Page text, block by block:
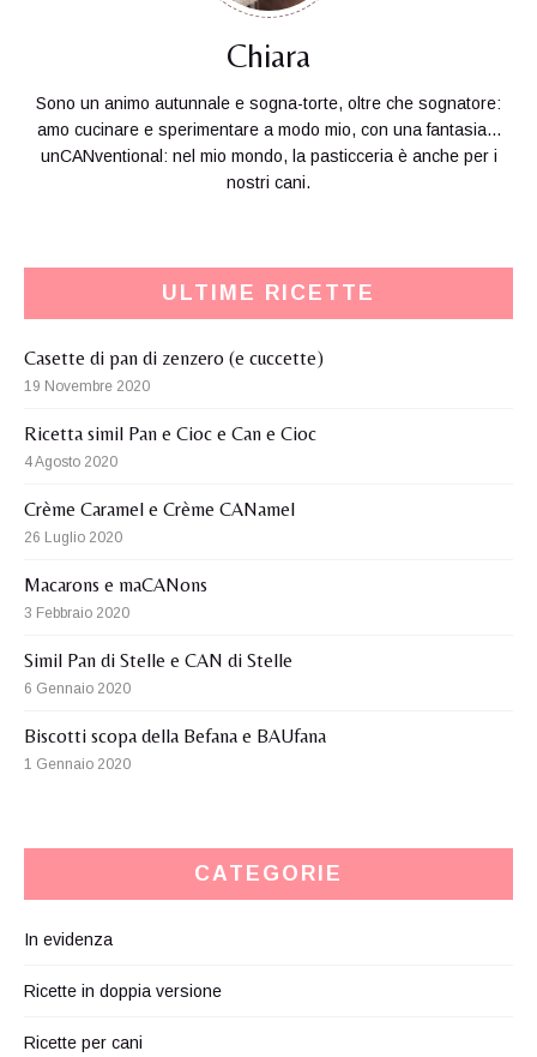
Chiara
Sono un animo autunnale e sogna-torte, oltre che sognatore:
amo cucinare e sperimentare a modo mio, con una fantasia...
unCANventional: nel mio mondo, la pasticceria è anche per i
nostri cani.
ULTIME RICETTE
Casette di pan di zenzero (e cuccette)
19 Novembre 2020
Ricetta simil Pan e Cioc e Can e Cioc
4 Agosto 2020
Crème Caramel e Crème CANamel
26 Luglio 2020
Macarons e maCANons
3 Febbraio 2020
Simil Pan di Stelle e CAN di Stelle
6 Gennaio 2020
Biscotti scopa della Befana e BAUfana
1 Gennaio 2020
CATEGORIE
In evidenza
Ricette in doppia versione
Ricette per cani